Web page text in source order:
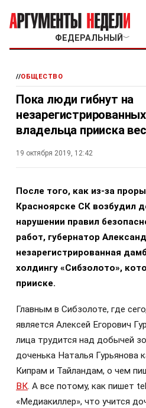
ФЕДЕРАЛЬНЫЙ ﹀
//ОБЩЕСТВО
Пока люди гибнут на
владельца прииска
19 октября 2019, 12:42
После того, как из-за
Красноярске СК возбудил
нарушении правил
работ, губернатор
незарегистрированная
холдингу «Сибзолото»,
прииске.
Главным в Сибзолоте, где
является Алексей Егорович
лица трудится над добычей
доченька Наталья Гурьянова
Кипрам и Тайландам, о чем
ВК. А все потому, как пишет
«Медиакиллер», что учится